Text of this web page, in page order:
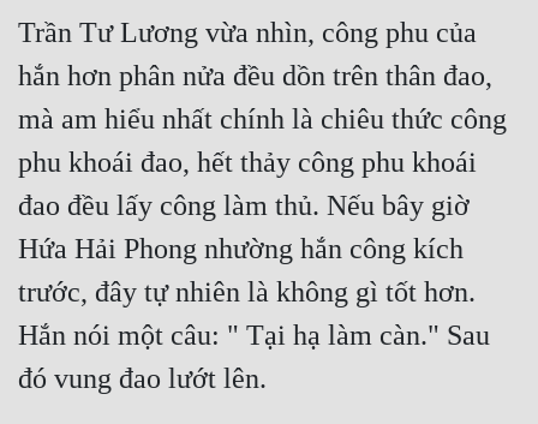
Trần Tư Lương vừa nhìn, công phu của
hắn hơn phân nửa đều dồn trên thân đao,
mà am hiểu nhất chính là chiêu thức công
phu khoái đao, hết thảy công phu khoái
đao đều lấy công làm thủ. Nếu bây giờ
Hứa Hải Phong nhường hắn công kích
trước, đây tự nhiên là không gì tốt hơn.
Hắn nói một câu: " Tại hạ làm càn." Sau
đó vung đao lướt lên.